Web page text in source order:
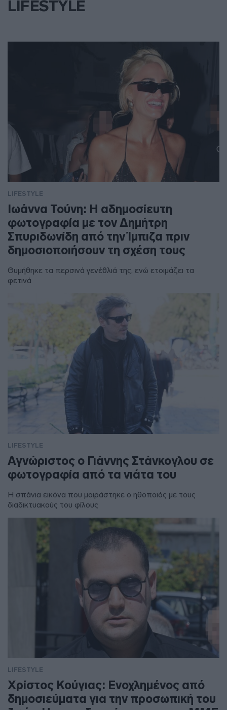
LIFESTYLE
LIFESTYLE
Ιωάννα Τούνη: Η αδημοσίευτη
φωτογραφία με τον Δημήτρη
Σπυριδωνίδη από την Ίμπιζα πριν
δημοσιοποιήσουν τη σχέση τους
Θυμήθηκε τα περσινά γενέθλιά της, ενώ ετοιμάζει τα
φετινά
LIFESTYLE
Αγνώριστος ο Γιάννης Στάνκογλου σε
φωτογραφία από τα νιάτα του
Η σπάνια εικόνα που μοιράστηκε ο ηθοποιός με τους
διαδικτυακούς του φίλους
LIFESTYLE
Χρίστος Κούγιας: Ενοχλημένος από
δημοσιεύματα για την προσωπική του